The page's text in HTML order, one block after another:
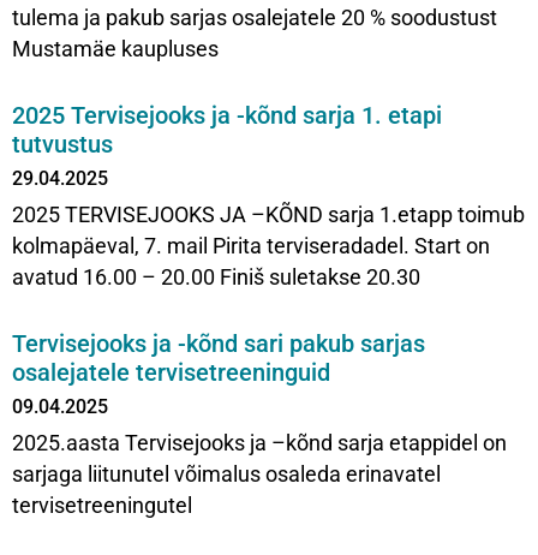
tulema ja pakub sarjas osalejatele 20 % soodustust
Mustamäe kaupluses
2025 Tervisejooks ja -kõnd sarja 1. etapi
tutvustus
29.04.2025
2025 TERVISEJOOKS JA –KÕND sarja 1.etapp toimub
kolmapäeval, 7. mail Pirita terviseradadel. Start on
avatud 16.00 – 20.00 Finiš suletakse 20.30
Tervisejooks ja -kõnd sari pakub sarjas
osalejatele tervisetreeninguid
09.04.2025
2025.aasta Tervisejooks ja –kõnd sarja etappidel on
sarjaga liitunutel võimalus osaleda erinavatel
tervisetreeningutel